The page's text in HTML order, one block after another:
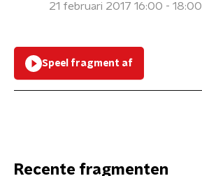
21 februari 2017 16:00 - 18:00
Speel fragment af
Recente fragmenten